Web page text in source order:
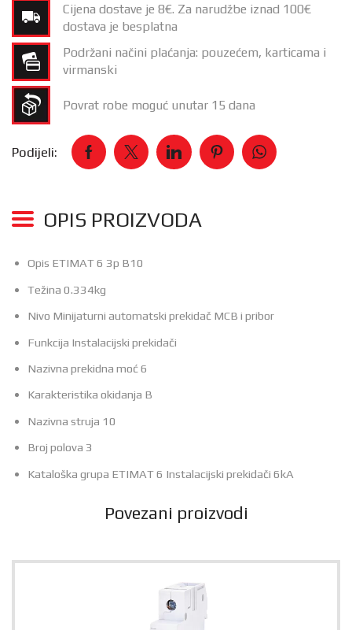
Cijena dostave je 8€. Za narudžbe iznad 100€
dostava je besplatna
Podržani načini plaćanja: pouzećem, karticama i
virmanski
Povrat robe moguć unutar 15 dana
Podijeli:
OPIS PROIZVODA
Opis ETIMAT 6 3p B10
Težina 0.334kg
Nivo Minijaturni automatski prekidač MCB i pribor
Funkcija Instalacijski prekidači
Nazivna prekidna moć 6
Karakteristika okidanja B
Nazivna struja 10
Broj polova 3
Kataloška grupa ETIMAT 6 Instalacijski prekidači 6kA
Povezani proizvodi